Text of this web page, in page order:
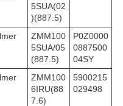
5SUA(02
)(887.5)
ZMM100
5SUA/05
(887.5)
P0Z0000
0887500
04SY
ZMM100
6IRU(88
7.6)
5900215
029498